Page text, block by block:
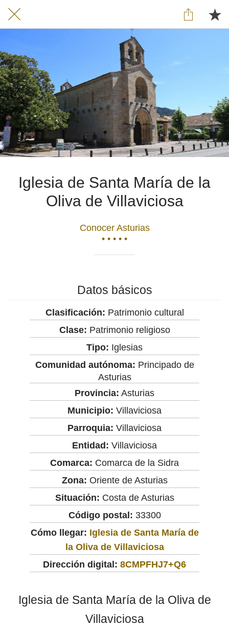
Iglesia de Santa María de la
Oliva de Villaviciosa
Conocer Asturias
• • • • •
Datos básicos
Clasificación: Patrimonio cultural
Clase: Patrimonio religioso
Tipo: Iglesias
Comunidad autónoma: Principado de
Asturias
Provincia: Asturias
Municipio: Villaviciosa
Parroquia: Villaviciosa
Entidad: Villaviciosa
Comarca: Comarca de la Sidra
Zona: Oriente de Asturias
Situación: Costa de Asturias
Código postal: 33300
Cómo llegar: Iglesia de Santa María de
la Oliva de Villaviciosa
Dirección digital: 8CMPFHJ7+Q6
Iglesia de Santa María de la Oliva de
Villaviciosa